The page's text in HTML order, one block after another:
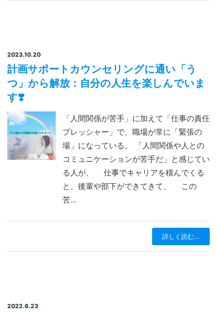
2023.10.20
計画サポートカウンセリングに通い「う
つ」から解放：自分の人生を楽しんでいま
す❣️
「人間関係が苦手」に加えて「仕事の責任
プレッシャー」で、職場が常に「緊張の
場」になっている。 「人間関係や人との
コミュニケーションが苦手だ」と感じてい
る人が、 仕事でキャリアを積んでくる
と、後輩や部下ができてきて、 この
苦...
詳しく読む...
2022.6.23